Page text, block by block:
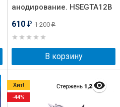
анодирование. HSEGTA12B
610 ₽ 1 200₽
В корзину
Хит!
-44%